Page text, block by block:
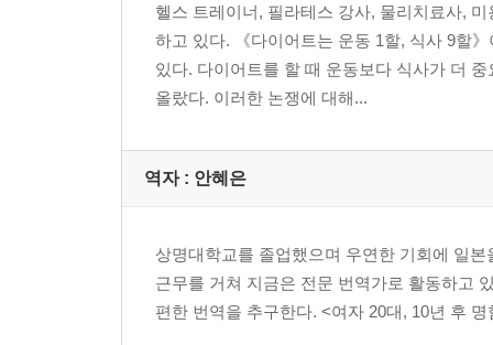
가능하면 영양소를 자연의 형태로 섭취하라!
시중의 초콜릿은 설탕 덩어리다
5. 인공 감미료는 살찔 가능성을 6배로 높인다
헬스 트레이너, 필라테스 강사, 물리치료사,
하고 있다. 《다이어트는 운동 1할, 식사 9할
있다. 다이어트를 할 때 운동보다 식사가 더
올랐다. 이러한 논쟁에 대해...
역자 : 안혜은
상명대학교를 졸업했으며 우연한 기회에 일
근무를 거쳐 지금은 전문 번역가로 활동하고
편한 번역을 추구한다. <여자 20대, 10년 후